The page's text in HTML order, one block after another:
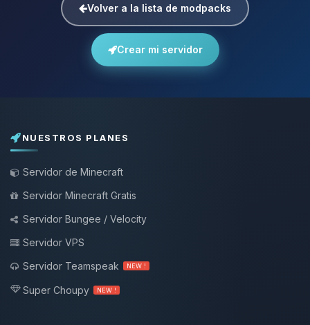
Volver a la lista de modpacks
Crear mi servidor
NUESTROS PLANES
Servidor de Minecraft
Servidor Minecraft Gratis
Servidor Bungee / Velocity
Servidor VPS
Servidor Teamspeak
NEW !
Super Choupy NEW !